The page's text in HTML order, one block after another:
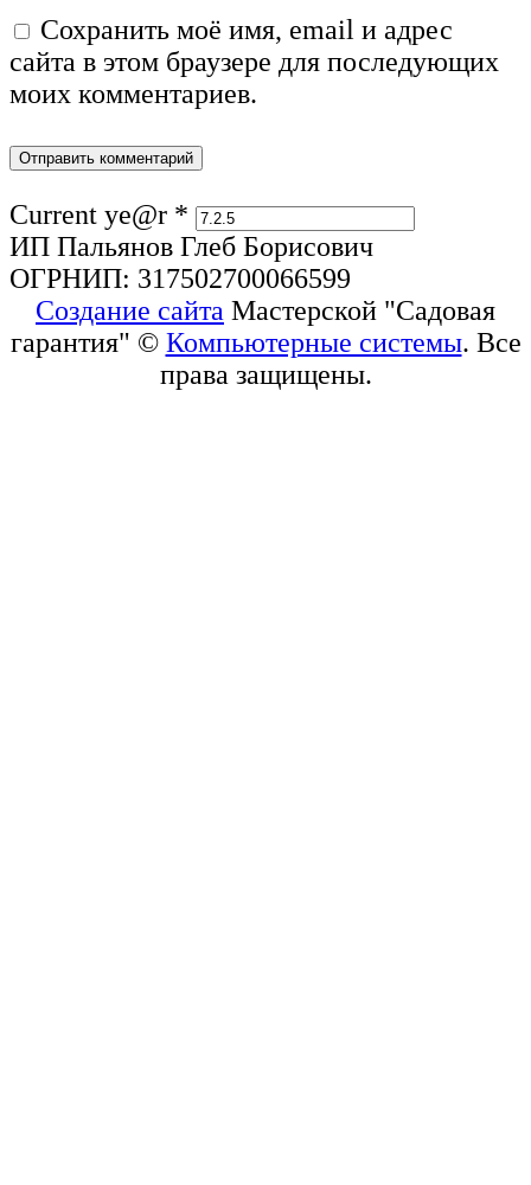
Сохранить моё имя, email и адрес
сайта в этом браузере для последующих
моих комментариев.
Current ye@r *
ИП Пальянов Глеб Борисович
ОГРНИП: 317502700066599
Создание сайта Мастерской "Садовая
гарантия" © Компьютерные системы. Все
права защищены.